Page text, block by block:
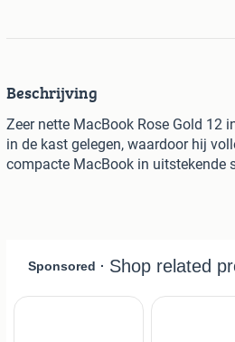
Beschrijving
Zeer nette MacBook Rose Gold 12
in de kast gelegen, waardoor hij
compacte MacBook in uitstekende